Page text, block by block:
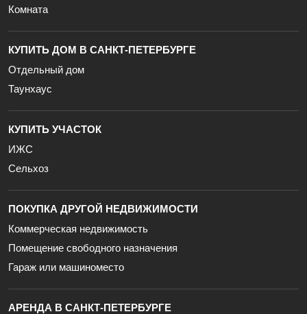
Комната
КУПИТЬ ДОМ В САНКТ-ПЕТЕРБУРГЕ
Отдельный дом
Таунхаус
КУПИТЬ УЧАСТОК
ИЖС
Сельхоз
ПОКУПКА ДРУГОЙ НЕДВИЖИМОСТИ
Коммерческая недвижимость
Помещение свободного назначения
Гараж или машиноместо
АРЕНДА В САНКТ-ПЕТЕРБУРГЕ